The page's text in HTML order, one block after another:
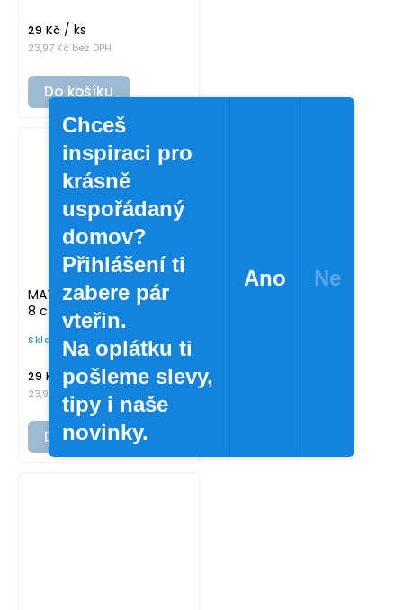
23,97 Kč bez DPH
29 Kč / ks
Do košíku
MATCHA TEA rozměr 6 x
8 cm – bílá v tučném
písmu, omyvatelná
samolepka na
potravinové dózy
Skladem
23,97 Kč bez DPH
29 Kč/ ks
Do košíku
Chceš
inspiraci pro
krásně
uspořádaný
domov?
Přihlášení ti
zabere pár
vteřin.
Na oplátku ti
pošleme slevy,
tipy i naše
novinky.
Ano Ne